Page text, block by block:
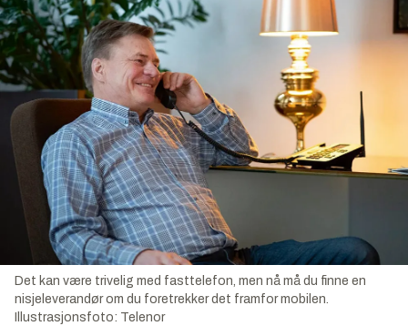
Det kan være trivelig med fasttelefon, men nå må du finne en
nisjeleverandør om du foretrekker det framfor mobilen.
Illustrasjonsfoto: Telenor